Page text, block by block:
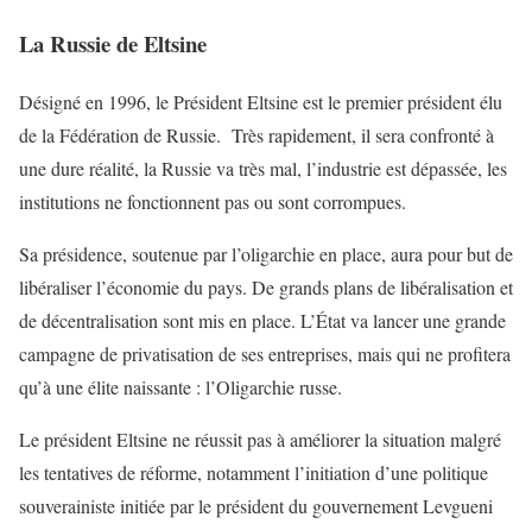
La Russie de Eltsine
Désigné en 1996, le Président Eltsine est le premier président élu
de la Fédération de Russie. Très rapidement, il sera confronté à
une dure réalité, la Russie va très mal, l’industrie est dépassée, les
institutions ne fonctionnent pas ou sont corrompues.
Sa présidence, soutenue par l’oligarchie en place, aura pour but de
libéraliser l’économie du pays. De grands plans de libéralisation et
de décentralisation sont mis en place. L’État va lancer une grande
campagne de privatisation de ses entreprises, mais qui ne profitera
qu’à une élite naissante : l’Oligarchie russe.
Le président Eltsine ne réussit pas à améliorer la situation malgré
les tentatives de réforme, notamment l’initiation d’une politique
souverainiste initiée par le président du gouvernement Levgueni